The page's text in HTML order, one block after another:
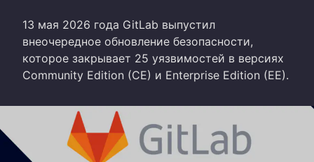
13 мая 2026 года GitLab выпустил
внеочередное обновление безопасности,
которое закрывает 25 уязвимостей в версиях
Community Edition (CE) и Enterprise Edition (EE).